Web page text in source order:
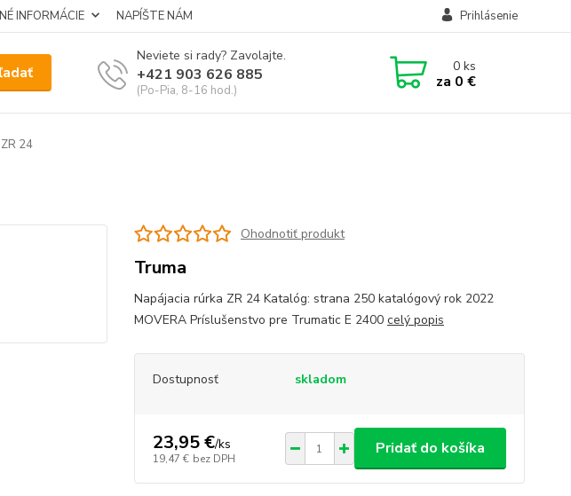
INFORMÁCIE NAPÍŠTE NÁM Prihlásenie
Neviete si rady? Zavolajte.
+421 903 626 885
(Po-Pia, 8-16 hod.)
0ks
za 0 €
24
Ohodnotiť produkt
Truma
Napájacia rúrka ZR 24 Katalóg: strana 250 katalógový rok 2022
MOVERA Príslušenstvo pre Trumatic E 2400 celý popis
Dostupnosť skladom
23,95 €/ks
19,47 € bez DPH
Pridať do košíka